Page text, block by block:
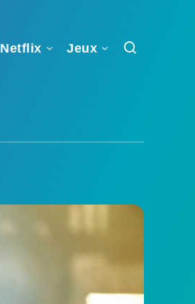
Netflix Jeux